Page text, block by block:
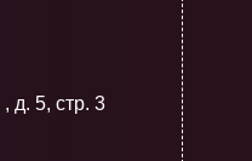
д. 5, стр. 3